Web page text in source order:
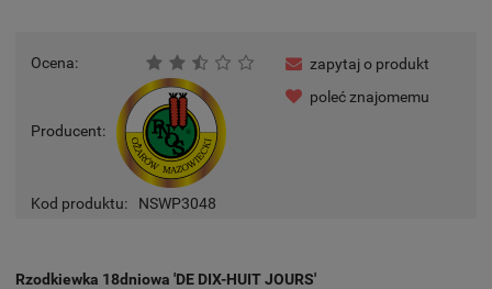
Ocena:
Producent:
Kod produktu: NSWP3048
zapytaj o produkt
poleć znajomemu
Rzodkiewka 18dniowa 'DE DIX-HUIT JOURS'